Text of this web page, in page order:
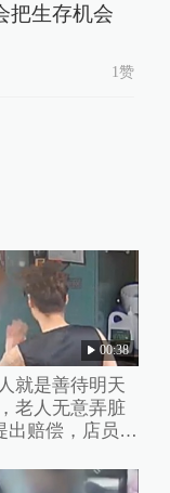
把生存机会
1赞
00:38
就是善待明天
老人无意弄脏
出赔偿，店员婉